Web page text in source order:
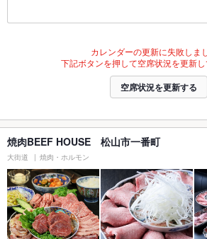
カレンダーの更新に失敗しまし
下記ボタンを押して空席状況を更新し
空席状況を更新する
焼肉BEEF HOUSE 松山市一番町
大街道 焼肉・ホルモン